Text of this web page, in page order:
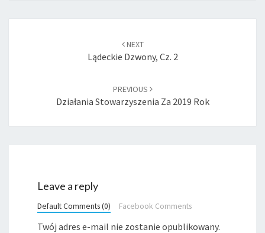
NEXT
Lądeckie Dzwony, Cz. 2
PREVIOUS
Działania Stowarzyszenia Za 2019 Rok
Leave a reply
Default Comments (0) Facebook Comments
Twój adres e-mail nie zostanie opublikowany.